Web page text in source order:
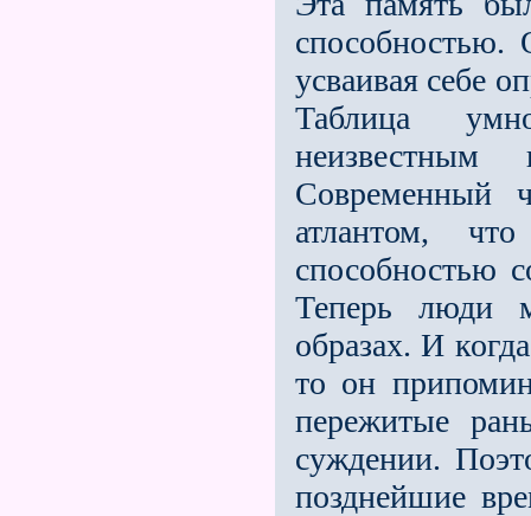
усваивая себе
Таблица
неизвестным
Современный
атлантом,
способностью
Теперь люди
образах. И
то он
пережитые
суждении.
позднейшие